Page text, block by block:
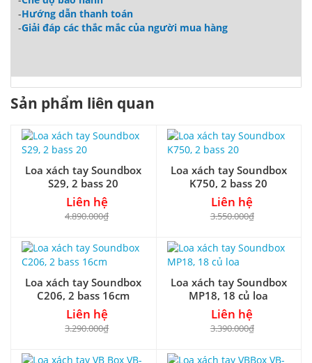
-Hướng dẫn thanh toán
-Giải đáp các thắc mắc của người mua hàng
Sản phẩm liên quan
Loa xách tay Soundbox
S29, 2 bass 20
Liên hệ
4.890.000₫
Loa xách tay Soundbox
K750, 2 bass 20
Liên hệ
3.550.000₫
Loa xách tay Soundbox
C206, 2 bass 16cm
Liên hệ
3.290.000₫
Loa xách tay Soundbox
MP18, 18 củ loa
Liên hệ
3.390.000₫